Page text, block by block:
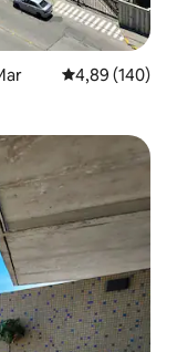
Évaluation
4,89 (140)